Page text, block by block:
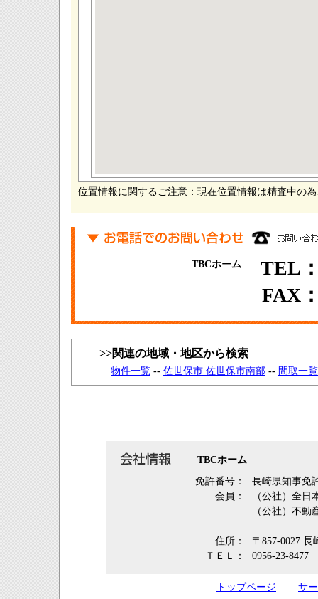
位置情報に関するご注意：現在位置情報は精査中の
TBCホーム
TEL
FAX
>>関連の地域・地区から検索
物件一覧 -- 佐世保市 佐世保市南部 -- 間取一覧
TBCホーム
免許番号：
長崎県知事免
会員：
（公社）全日
（公社）不動
住所：
〒857-0027
ＴＥＬ：
0956-23-8477
トップページ サ